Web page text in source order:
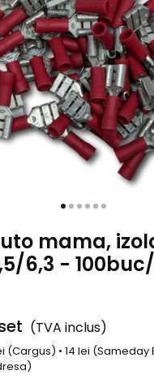
mama,
6,3 -
(TVA inclus)
(Cargus) • 14 lei (Sameday